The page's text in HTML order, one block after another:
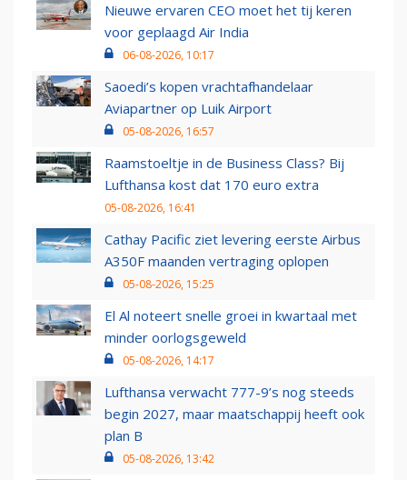
Nieuwe ervaren CEO moet het tij keren
voor geplaagd Air India
06-08-2026, 10:17
Saoedi’s kopen vrachtafhandelaar
Aviapartner op Luik Airport
05-08-2026, 16:57
Raamstoeltje in de Business Class? Bij
Lufthansa kost dat 170 euro extra
05-08-2026, 16:41
Cathay Pacific ziet levering eerste Airbus
A350F maanden vertraging oplopen
05-08-2026, 15:25
El Al noteert snelle groei in kwartaal met
minder oorlogsgeweld
05-08-2026, 14:17
Lufthansa verwacht 777-9’s nog steeds
begin 2027, maar maatschappij heeft ook
plan B
05-08-2026, 13:42